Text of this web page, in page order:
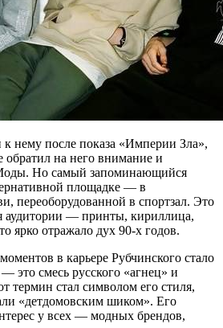
нему после показа «Империи Зла»,
обратил на него внимание и
Но самый запоминающийся
площадке — в
переоборудованной в спортзал. Это
аудитории — принты, кириллица,
ярко отражало дух 90-х годов.
в карьере Рубчинского стало
это смесь русского «агнец» и
термин стал символом его стиля,
«детдомовским шиком». Его
у всех — модных брендов,